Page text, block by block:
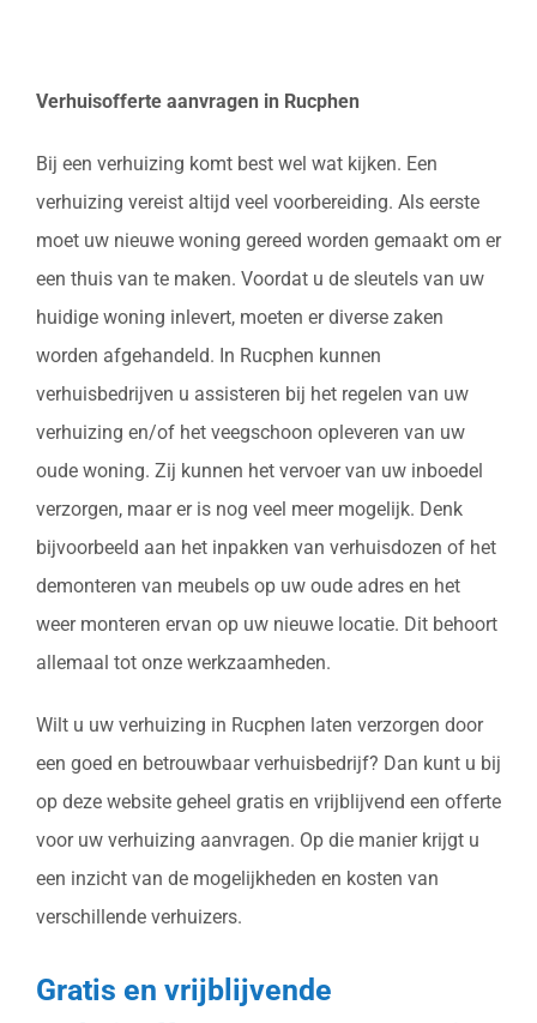
Verhuisofferte aanvragen in Rucphen
Bij een verhuizing komt best wel wat kijken. Een
verhuizing vereist altijd veel voorbereiding. Als eerste
moet uw nieuwe woning gereed worden gemaakt om er
een thuis van te maken. Voordat u de sleutels van uw
huidige woning inlevert, moeten er diverse zaken
worden afgehandeld. In Rucphen kunnen
verhuisbedrijven u assisteren bij het regelen van uw
verhuizing en/of het veegschoon opleveren van uw
oude woning. Zij kunnen het vervoer van uw inboedel
verzorgen, maar er is nog veel meer mogelijk. Denk
bijvoorbeeld aan het inpakken van verhuisdozen of het
demonteren van meubels op uw oude adres en het
weer monteren ervan op uw nieuwe locatie. Dit behoort
allemaal tot onze werkzaamheden.
Wilt u uw verhuizing in Rucphen laten verzorgen door
een goed en betrouwbaar verhuisbedrijf? Dan kunt u bij
op deze website geheel gratis en vrijblijvend een offerte
voor uw verhuizing aanvragen. Op die manier krijgt u
een inzicht van de mogelijkheden en kosten van
verschillende verhuizers.
Gratis en vrijblijvende